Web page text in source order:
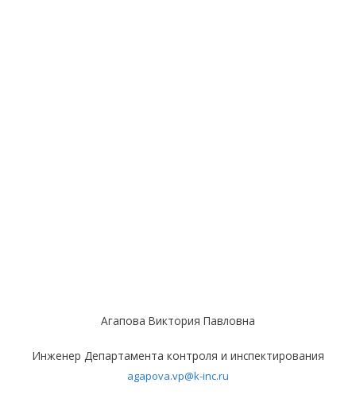
Агапова Виктория Павловна
Инженер Департамента контроля и инспектирования
agapova.vp@k-inc.ru